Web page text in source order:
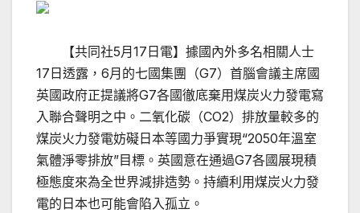
【共同社5月17日電】據國內外多名相關人士
17日透露，6月的七國集團（G7）首腦會議主席國
英國政府正提議將G7各國徹底棄用煤炭火力發電寫
入聯合聲明之中。二氧化碳（CO2）排放量較多的
煤炭火力發電妨礙日本等國力爭實現“2050年溫室
氣體淨零排放”目標。英國意在通過G7各國展現積
極態度來為全世界減排造勢。持續利用煤炭火力發
電的日本也可能會陷入孤立。